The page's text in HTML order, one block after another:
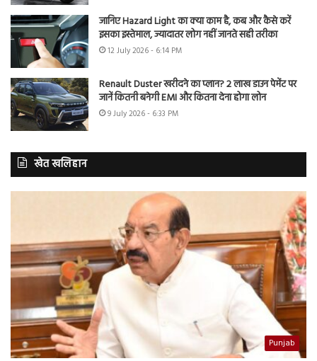
जानिए Hazard Light का क्या काम है, कब और कैसे करें
इसका इस्तेमाल, ज्यादातर लोग नहीं जानते सही तरीका
12 July 2026 - 6:14 PM
Renault Duster खरीदने का प्लान? 2 लाख डाउन पेमेंट पर
जानें कितनी बनेगी EMI और कितना देना होगा लोन
9 July 2026 - 6:33 PM
खेत खलिहान
Punjab